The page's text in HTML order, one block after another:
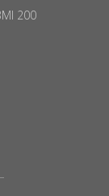
200